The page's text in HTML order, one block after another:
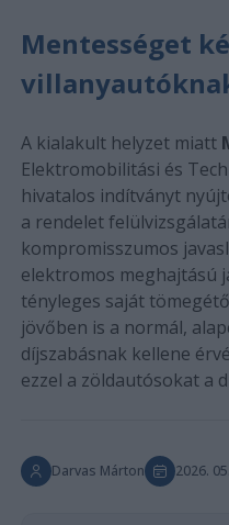
Mentességet
A kialakult helyzet miatt
Elektromobilitási és
hivatalos indítványt
a rendelet
kompromisszumos
elektromos meghajtású
tényleges saját
jövőben is a normál,
díjszabásnak kellene
ezzel a zöldautósokat a
Darvas Márton 2026.